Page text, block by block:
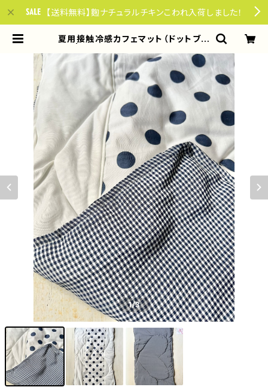
【送料無料】麴ナチュラルチキンこわれ入荷しました！
夏用接触冷感カフェマット（ドットブル
cats
1/3